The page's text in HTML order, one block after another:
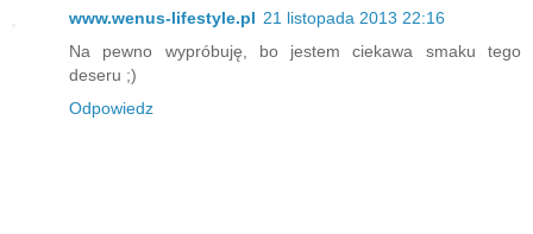
www.wenus-lifestyle.pl 21 listopada 2013 22:16
Na pewno wypróbuję, bo jestem ciekawa smaku tego
deseru ;)
Odpowiedz